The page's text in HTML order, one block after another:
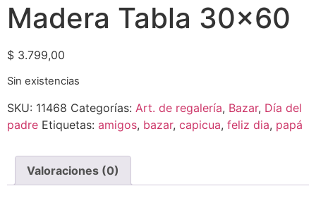
Madera Tabla 30×60
$ 3.799,00
Sin existencias
SKU: 11468 Categorías: Art. de regalería, Bazar, Día del
padre Etiquetas: amigos, bazar, capicua, feliz dia, papá
Valoraciones (0)